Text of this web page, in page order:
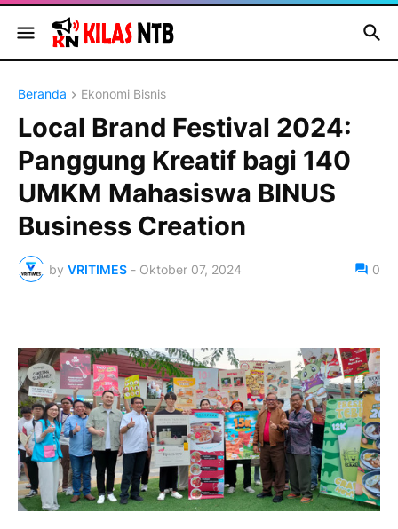
Beranda Ekonomi Bisnis
Local Brand Festival 2024:
Panggung Kreatif bagi 140
UMKM Mahasiswa BINUS
Business Creation
by VRITIMES - Oktober 07, 2024 0